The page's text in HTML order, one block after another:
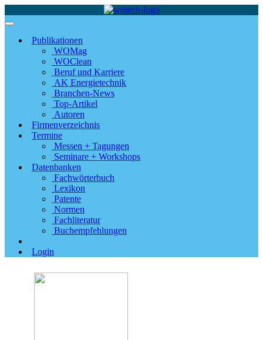
Publikationen
WOMag
WOClean
Beruf und Karriere
AK Energietechnik
Branchen-News
Top-Artikel
Autoren
Firmenverzeichnis
Termine
Messen + Tagungen
Seminare + Workshops
Datenbanken
Fachwörterbuch
Lexikon
Patente
Normen
Fachliteratur
Buchempfehlungen
Login